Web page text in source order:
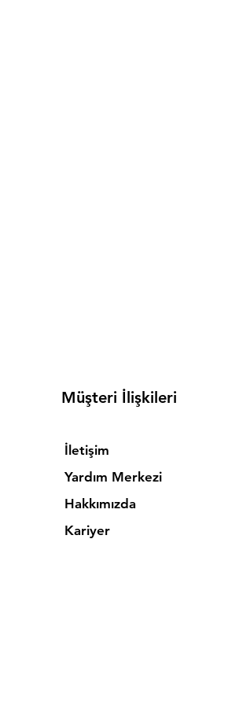
Müşteri İlişkileri
İletişim
Yardım Merkezi
Hakkımızda
Kariyer